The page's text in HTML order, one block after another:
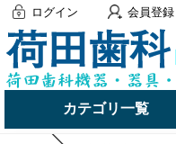
ログイン 会員登録
カテゴリ一覧